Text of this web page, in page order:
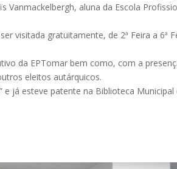
Vanmackelbergh, aluna da Escola
visitada gratuitamente, de 2ª Feira a 6ª
da EPTomar bem como, com a
eleitos autárquicos.
e já esteve patente na Biblioteca Municipal